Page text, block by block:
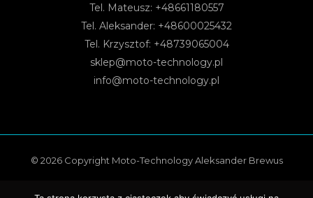
Tel. Mateusz: +48661180557
Tel. Aleksander: +48600025432
Tel. Krzysztof: +48739065004
sklep@moto-technology.pl
info@moto-technology.pl
© 2026 Copyright Moto-Technology Aleksander Brewus